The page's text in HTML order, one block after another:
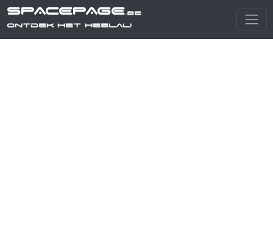
SPACEPAGE.be
Ontdek het heelal!